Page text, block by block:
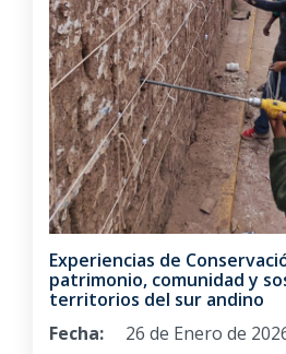
Experiencias de
patrimonio, comunidad y
territorios del sur andino
Fecha:
26 de Enero de